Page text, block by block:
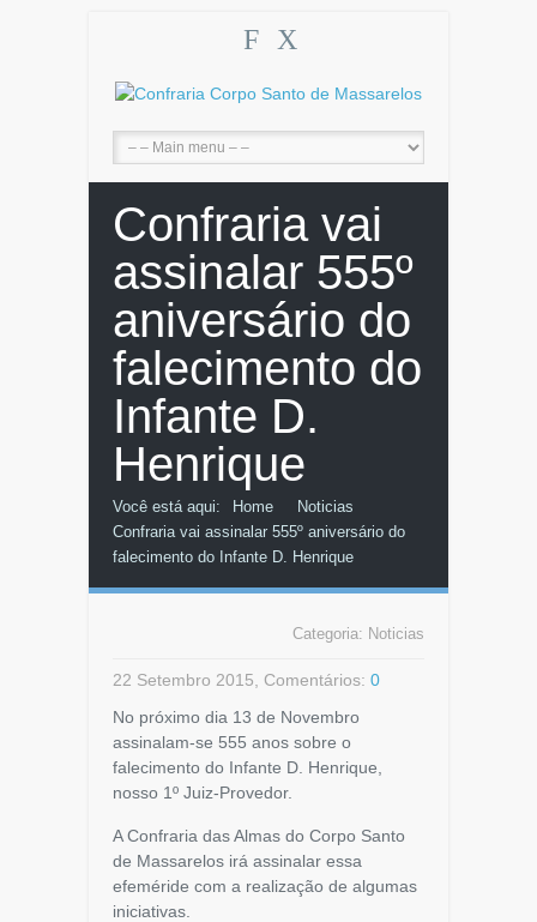
F X
Confraria vai
assinalar 555º
aniversário do
falecimento do
Infante D.
Henrique
Você está aqui: Home
Noticias
Confraria vai assinalar 555º aniversário do
falecimento do Infante D. Henrique
Categoria: Noticias
22 Setembro 2015, Comentários: 0
No próximo dia 13 de Novembro
assinalam-se 555 anos sobre o
falecimento do Infante D. Henrique,
nosso 1º Juiz-Provedor.
A Confraria das Almas do Corpo Santo
de Massarelos irá assinalar essa
efeméride com a realização de algumas
iniciativas.